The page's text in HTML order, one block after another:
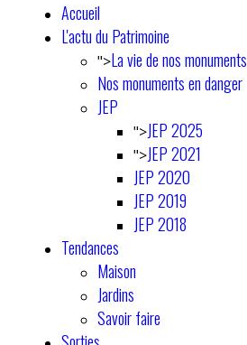
Accueil
L'actu du Patrimoine
">La vie de nos monuments
Nos monuments en danger
JEP
">JEP 2025
">JEP 2021
JEP 2020
JEP 2019
JEP 2018
Tendances
Maison
Jardins
Savoir faire